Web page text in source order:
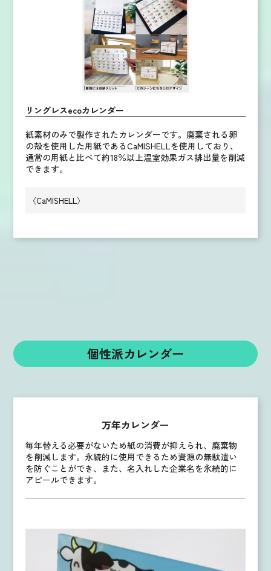
リングレスecoカレンダー
紙素材のみで製作されたカレンダーです。 廃棄される卵
の殻を使用した用紙であるCaMISHELLを使用しており、
通常の用紙と比べて約18％以上温室効果ガス排出量を削減
できます。
〈CaMISHELL〉
個性派カレンダー
万年カレンダー
毎年替える必要がないため紙の消費が抑えられ、廃棄物
を削減します。 永続的に使用できるため資源の無駄遣い
を防ぐことができ、また、名入れした企業名を永続的に
アピールできます。